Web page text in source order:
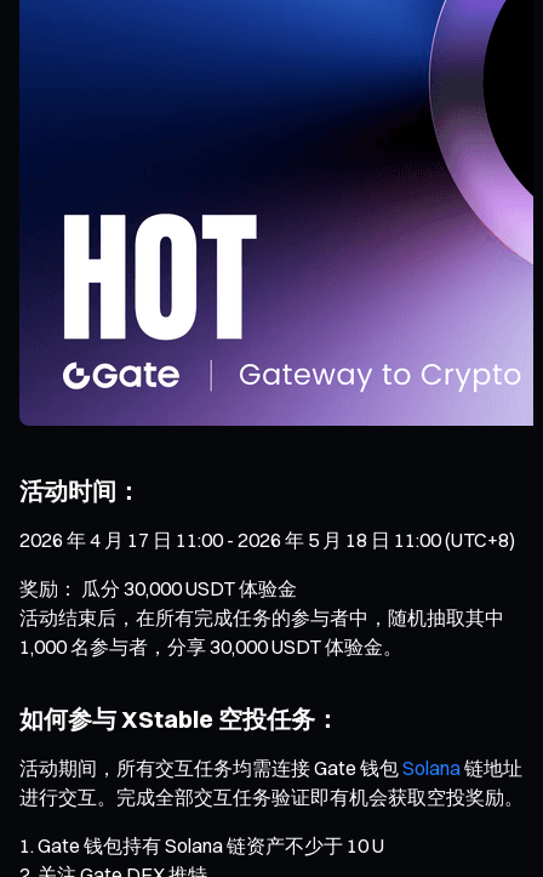
活动时间：
2026 年 4 月 17 日 11:00 - 2026 年 5 月 18 日 11:00 (UTC+8)
奖励： 瓜分 30,000 USDT 体验金
活动结束后，在所有完成任务的参与者中，随机抽取其中
1,000 名参与者，分享 30,000 USDT 体验金。
如何参与 XStable 空投任务：
活动期间，所有交互任务均需连接 Gate 钱包Solana链地址
进行交互。完成全部交互任务验证即有机会获取空投奖励。
Gate 钱包持有 Solana 链资产不少于 10 U